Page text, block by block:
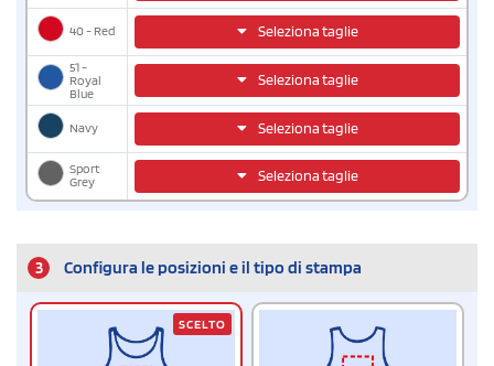
40 - Red Seleziona taglie
51 -
Royal
Blue
Seleziona taglie
Navy Seleziona taglie
Sport
Grey
Seleziona taglie
3 Configura le posizioni e il tipo di stampa
SCELTO